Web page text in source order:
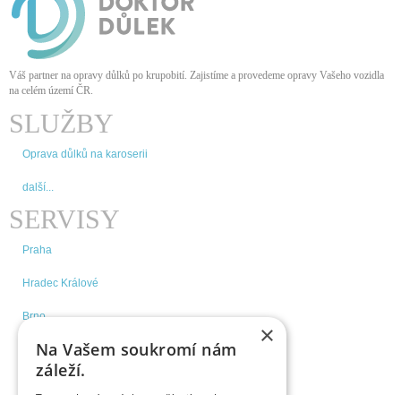
Váš partner na opravy důlků po krupobití. Zajistíme a provedeme opravy Vašeho vozidla
na celém území ČR.
SLUŽBY
Oprava důlků na karoserii
další...
SERVISY
Praha
Hradec Králové
Brno
České Budějovice
×
Na Vašem soukromí nám
záleží.